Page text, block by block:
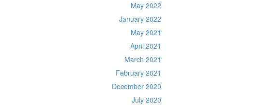
May 2022
January 2022
May 2021
April 2021
March 2021
February 2021
December 2020
July 2020